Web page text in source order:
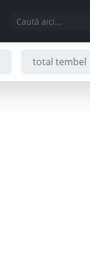
total tembel